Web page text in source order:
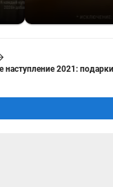
наступление 2021: